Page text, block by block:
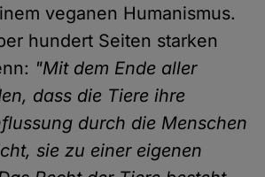
veganen Humanismus.
hundert Seiten starken
"Mit dem Ende aller
dass die Tiere ihre
durch die Menschen
sie zu einer eigenen